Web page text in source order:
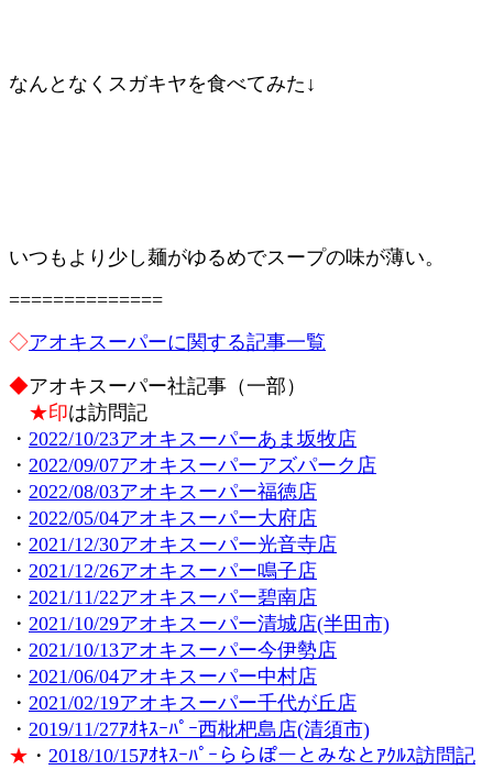
なんとなくスガキヤを食べてみた↓
いつもより少し麺がゆるめでスープの味が薄い。
==============
◇アオキスーパーに関する記事一覧
◆アオキスーパー社記事（一部）
★印は訪問記
・ 2022/10/23アオキスーパーあま坂牧店
・ 2022/09/07アオキスーパーアズパーク店
・ 2022/08/03アオキスーパー福徳店
・ 2022/05/04アオキスーパー大府店
・ 2021/12/30アオキスーパー光音寺店
・ 2021/12/26アオキスーパー鳴子店
・ 2021/11/22アオキスーパー碧南店
・ 2021/10/29アオキスーパー清城店(半田市)
・ 2021/10/13アオキスーパー今伊勢店
・ 2021/06/04アオキスーパー中村店
・ 2021/02/19アオキスーパー千代が丘店
・ 2019/11/27ｱｵｷｽｰﾊﾟｰ西枇杷島店(清須市)
★ ・ 2018/10/15ｱｵｷｽｰﾊﾟｰららぽーとみなとｱｸﾙｽ訪問記